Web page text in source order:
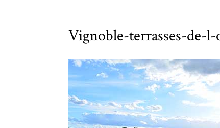
Vignoble-terrasses-de-